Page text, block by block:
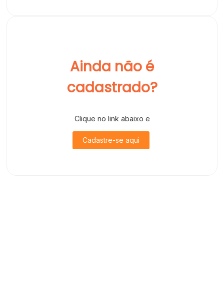
Ainda não é
cadastrado?
Clique no link abaixo e
Cadastre-se aqui